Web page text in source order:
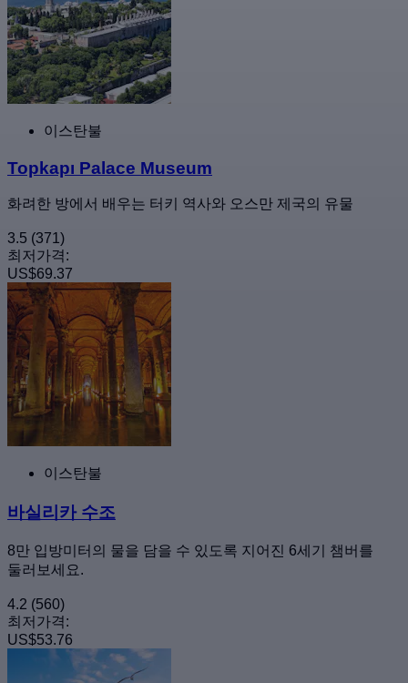
이스탄불
Topkapı Palace Museum
화려한 방에서 배우는 터키 역사와 오스만 제국의 유물
3.5 (371)
최저가격:
US$69.37
이스탄불
바실리카 수조
8만 입방미터의 물을 담을 수 있도록 지어진 6세기 챔버를
둘러보세요.
4.2 (560)
최저가격:
US$53.76